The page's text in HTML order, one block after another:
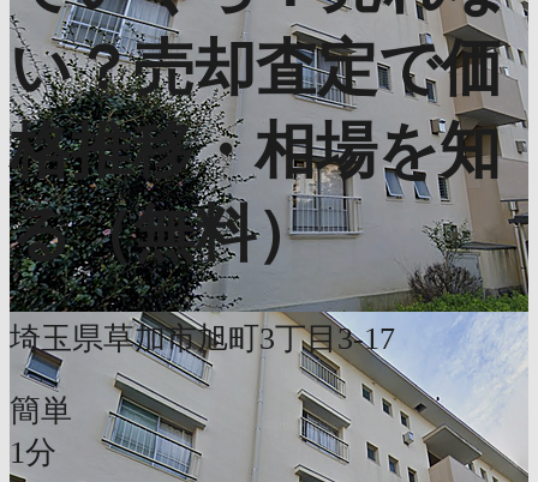
い？売却査定で価
格推移・相場を知
る（無料）
埼玉県草加市旭町3丁目3-17
簡単
1分